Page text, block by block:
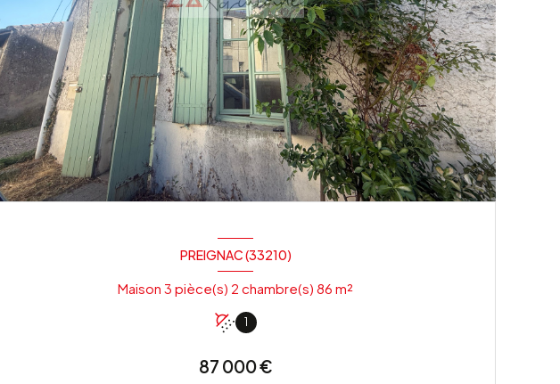
PREIGNAC (33210)
Maison 3 pièce(s) 2 chambre(s) 86 m²
1
87 000 €